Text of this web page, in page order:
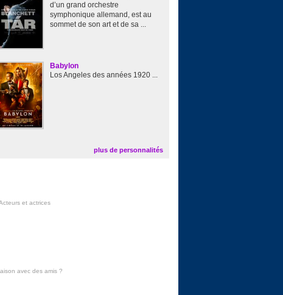
d’un grand orchestre
symphonique allemand, est au
sommet de son art et de sa ...
Babylon
Los Angeles des années 1920 ...
plus de personnalités
et actrices
avec des amis?